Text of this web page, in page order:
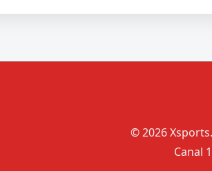
© 2026
Canal